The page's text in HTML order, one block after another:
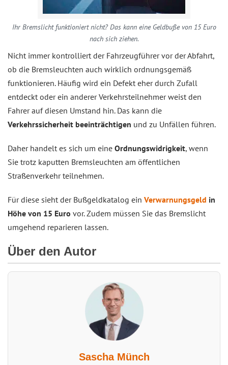
Ihr Bremslicht funktioniert nicht? Das kann eine Geldbuße von 15 Euro
nach sich ziehen.
Nicht immer kontrolliert der Fahrzeugführer vor der Abfahrt,
ob die Bremsleuchten auch wirklich ordnungsgemäß
funktionieren. Häufig wird ein Defekt eher durch Zufall
entdeckt oder ein anderer Verkehrsteilnehmer weist den
Fahrer auf diesen Umstand hin. Das kann die
Verkehrssicherheit beeinträchtigen und zu Unfällen führen.
Daher handelt es sich um eine Ordnungswidrigkeit, wenn
Sie trotz kaputten Bremsleuchten am öffentlichen
Straßenverkehr teilnehmen.
Für diese sieht der Bußgeldkatalog ein Verwarnungsgeld in
Höhe von 15 Euro vor. Zudem müssen Sie das Bremslicht
umgehend reparieren lassen.
Über den Autor
Sascha Münch